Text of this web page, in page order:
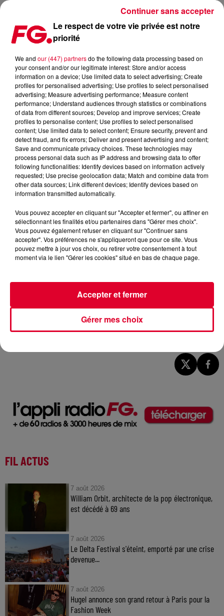
LA MUSIC STORY DU JOUR : SOFI TUKKER
Publié : 11 septembre 2024 à 11h37 par Christophe
HUBERT
cover
FIL ACTUS
7 août 2026
William Orbit, architecte de la pop électronique,
est décédé à 69 ans
7 août 2026
Le Delta Festival s'éteint, emporté par une crise
devenue...
7 août 2026
Hugel annonce son grand retour à Paris pour la
Fashion Week
Le respect de votre vie privée est notre
priorité
We and our (447) partnersdo the following data processing based on
your consent and/or our legitimate interest: Store and/or access
information on a device; Use limited data to select advertising; Create
profiles for personalised advertising; Use profiles to select personalised
advertising; Measure advertising performance; Measure content
performance; Understand audiences through statistics or combinations
of data from different sources; Develop and improve services; Create
profiles to personalise content; Use profiles to select personalised
content; Use limited data to select content; Ensure security, prevent and
detect fraud, and fix errors; Deliver and present advertising and content;
Save and communicate privacy choices. These technologies may
process personal data such as IP address and browsing data to offer
following functionalities: Identify devices based on information actively
requested; Use precise geolocation data; Match and combine data from
other data sources; Link different devices; Identify devices based on
information transmitted automatically.
Vous pouvez accepter en cliquant sur "Accepter et fermer", ou affiner en
sélectionnant les finalités et/ou partenaires dans "Gérer mes choix".
Vous pouvez également refuser en cliquant sur "Continuer sans
accepter". Vos préférences ne s'appliqueront que pour ce site. Vous
pouvez mettre à jour vos choix, ou retirer votre consentement à tout
moment via le lien "Gérer les cookies" situé en bas de chaque page.
Gérer mes choix
Accepter et fermer
Continuer sans accepter